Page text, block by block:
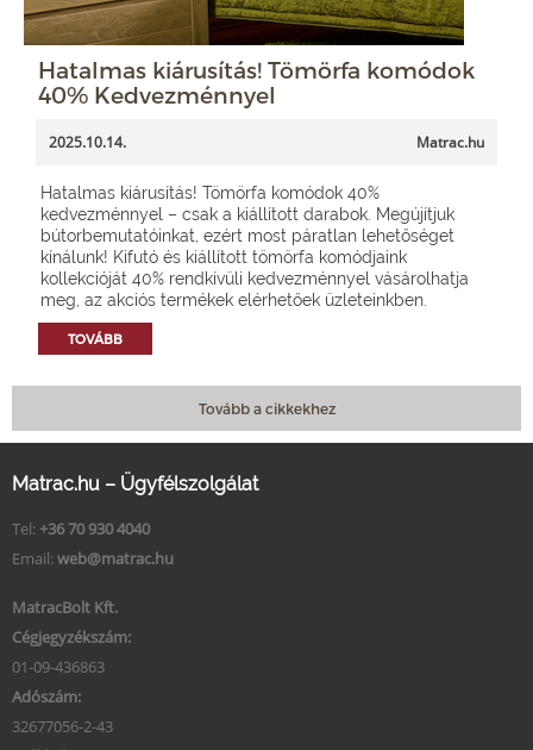
Hatalmas kiárusítás! Tömörfa komódok
40% Kedvezménnyel
2025.10.14. Matrac.hu
Hatalmas kiárusítás! Tömörfa komódok 40%
kedvezménnyel – csak a kiállított darabok. Megújítjuk
bútorbemutatóinkat, ezért most páratlan lehetőséget
kínálunk! Kifutó és kiállított tömörfa komódjaink
kollekcióját 40% rendkívüli kedvezménnyel vásárolhatja
meg, az akciós termékek elérhetőek üzleteinkben.
TOVÁBB
Tovább a cikkekhez
Matrac.hu – Ügyfélszolgálat
Tel: +36 70 930 4040
Email: web@matrac.hu
MatracBolt Kft.
Cégjegyzékszám:
01-09-436863
Adószám:
32677056-2-43